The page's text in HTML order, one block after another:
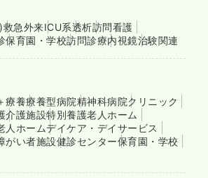
救急外来ICU系透析訪問看護
保育園・学校訪問診療内視鏡治験関連
療養療養型病院精神科病院クリニック
介護施設特別養護老人ホーム
人ホームデイケア・デイサービス
がい者施設健診センター保育園・学校